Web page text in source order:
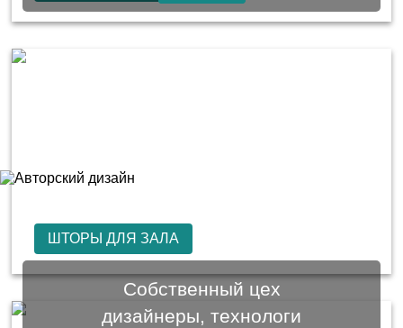
Собственный цех
дизайнеры, технологи
ШТОРЫ ДЛЯ ЗАЛА